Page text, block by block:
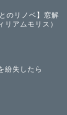
のリノベ】窓解
リアムモリス）
紛失したら